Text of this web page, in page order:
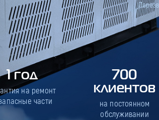
1 год
на ремонт
части
700
клиентов
на постоянном
обслуживании